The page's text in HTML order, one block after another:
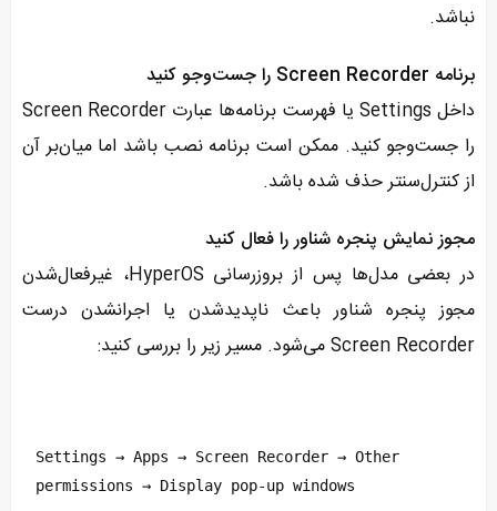
نباشد.
برنامه Screen Recorder را جست‌وجو کنید
داخل Settings یا فهرست برنامه‌ها عبارت Screen Recorder
را جست‌وجو کنید. ممکن است برنامه نصب باشد اما میان‌بر آن
از کنترل‌سنتر حذف شده باشد.
مجوز نمایش پنجره شناور را فعال کنید
در بعضی مدل‌ها پس از بروزرسانی HyperOS، غیرفعال‌شدن
مجوز پنجره شناور باعث ناپدیدشدن یا اجرا‌نشدن درست
Screen Recorder می‌شود. مسیر زیر را بررسی کنید:
Settings → Apps → Screen Recorder → Other
permissions → Display pop-up windows